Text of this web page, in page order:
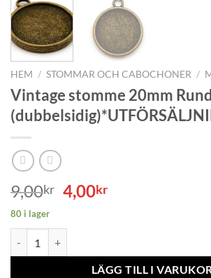
HEM / STOMMAR OCH CABOCHONER /
Vintage stomme 20mm Rund
9,00kr Det
ursprungliga
priset
9,00kr.
4,00krDet
4,00kr.
80 i lager
LÄGG TILL I